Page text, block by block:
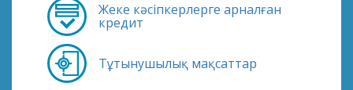
Жеке кәсіпкерлерге арналған
кредит
Тұтынушылық мақсаттар